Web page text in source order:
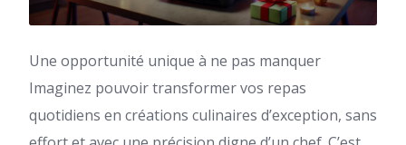
Une opportunité unique à ne pas manquer
Imaginez pouvoir transformer vos repas
quotidiens en créations culinaires d’exception, sans